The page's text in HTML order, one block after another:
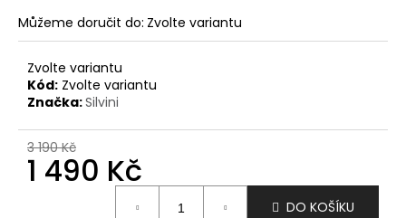
Můžeme doručit do: Zvolte variantu
Zvolte variantu
Kód: Zvolte variantu
Značka:Silvini
3 190 Kč
1 490 Kč
DO KOŠÍKU
o
p
u
č
u